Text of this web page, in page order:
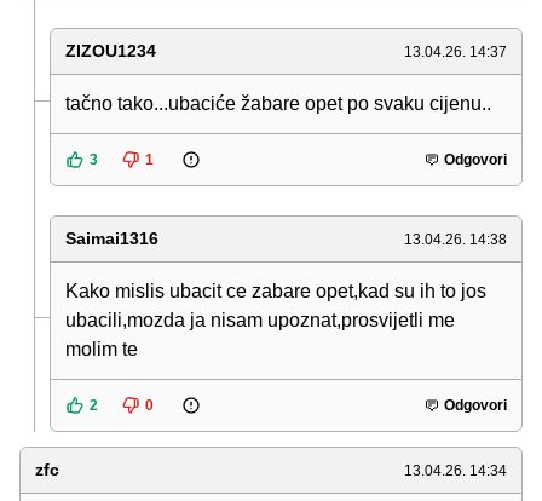
ZIZOU1234 13.04.26. 14:37
tačno tako...ubaciće žabare opet po svaku cijenu..
3 1 Odgovori
Saimai1316 13.04.26. 14:38
Kako mislis ubacit ce zabare opet,kad su ih to jos
ubacili,mozda ja nisam upoznat,prosvijetli me
molim te
2 0 Odgovori
zfc 13.04.26. 14:34